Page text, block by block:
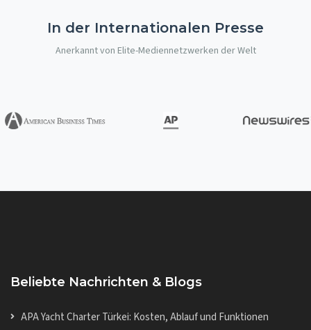
In der Internationalen Presse
Anerkannt von Elite-Mediennetzwerken der Welt
Beliebte Nachrichten & Blogs
APA Yacht Charter Türkei: Kosten, Ablauf und Funktionen